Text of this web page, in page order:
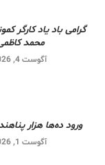
گرامی باد یاد کارگر
محمد
آگوست 4, 2026
ورود ده‌ها هزار
آگوست 1, 2026